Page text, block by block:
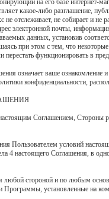
на его базе интернет-
какое-либо разглашение,
отслеживает, не собирает и
электронной почты,
данных, установив
при этом с тем, что
перестать функционировать в
означает ваше
конфиденциальности,
Соглашением,
Пользователем условий
4 настоящего Соглашения, в
стороной и по любым
установленные на